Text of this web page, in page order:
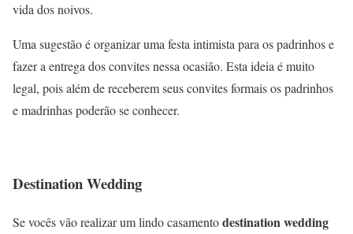
vida dos noivos.
Uma sugestão é organizar uma festa intimista para os padrinhos e
fazer a entrega dos convites nessa ocasião. Esta ideia é muito
legal, pois além de receberem seus convites formais os padrinhos
e madrinhas poderão se conhecer.
Destination Wedding
Se vocês vão realizar um lindo casamentodestination wedding